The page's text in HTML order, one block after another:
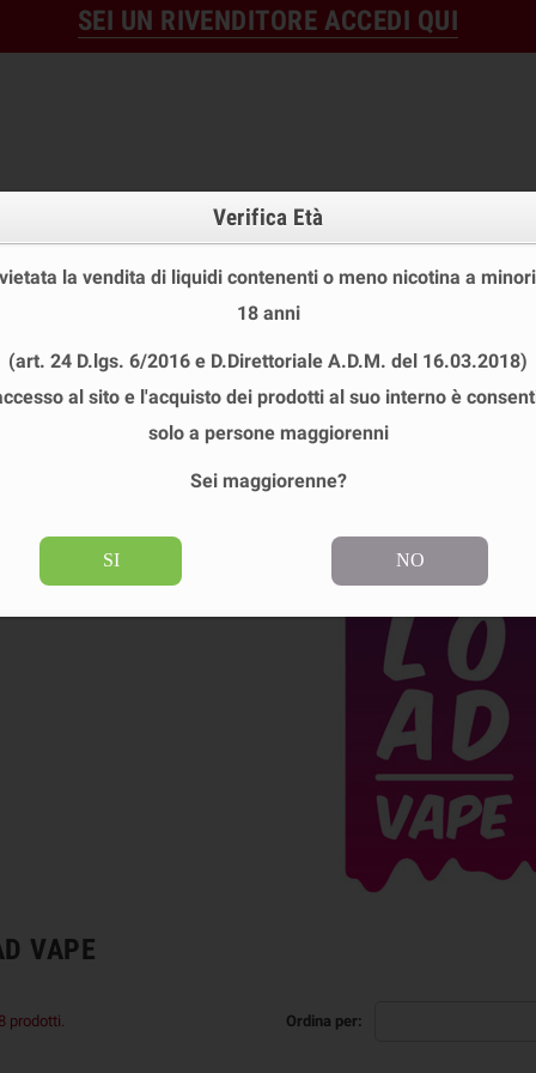
SEI UN RIVENDITORE ACCEDI QUI
USA E GETTA LIQUIDI PRONTI SHOT E
VAPE
Ordina per:
prodotti.
Verifica Età
la vendita di liquidi contenenti o meno nicotina a
18 anni
(art. 24 D.lgs. 6/2016 e D.Direttoriale A.D.M. del 16.03.2018)
al sito e l'acquisto dei prodotti al suo interno è
solo a persone maggiorenni
Sei maggiorenne?
SI NO